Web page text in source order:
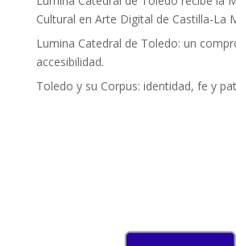
Cultural en Arte Digital de Castilla-La
Lumina Catedral de Toledo: un
accesibilidad.
Toledo y su Corpus: identidad, fe y